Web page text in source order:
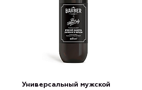
Универсальный мужской